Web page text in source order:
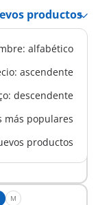
alfabético
ascendente
descendente
más populares
productos
tradicional
M